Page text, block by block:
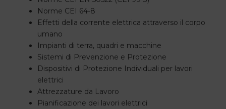
Norme CEI 64-8
Effetti della corrente elettrica attraverso il corpo
umano
Impianti di terra, quadri e macchine
Sistemi di Prevenzione e Protezione
Dispositivi di Protezione Individuali per lavori
elettrici
Attrezzature da Lavoro
Pianificazione dei lavori elettrici